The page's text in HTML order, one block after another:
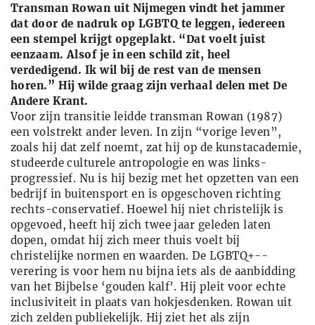
Transman Rowan uit Nijmegen vindt het jammer
dat door de nadruk op LGBTQ te leggen, iedereen
een stempel krijgt opgeplakt. “Dat voelt juist
eenzaam. Alsof je in een schild zit, heel
verdedigend. Ik wil bij de rest van de mensen
horen.” Hij wilde graag zijn verhaal delen met De
Andere Krant.
Voor zijn transitie leidde transman Rowan (1987)
een volstrekt ander leven. In zijn “vorige leven”,
zoals hij dat zelf noemt, zat hij op de kunstacademie,
studeerde culturele antropologie en was links-
progressief. Nu is hij bezig met het opzetten van een
bedrijf in buitensport en is opgeschoven richting
rechts-conservatief. Hoewel hij niet christelijk is
opgevoed, heeft hij zich twee jaar geleden laten
dopen, omdat hij zich meer thuis voelt bij
christelijke normen en waarden. De LGBTQ+-­
verering is voor hem nu bijna iets als de aanbidding
van het Bijbelse ‘gouden kalf’. Hij pleit voor echte
inclusiviteit in plaats van hokjesdenken. Rowan uit
zich zelden publiekelijk. Hij ziet het als zijn